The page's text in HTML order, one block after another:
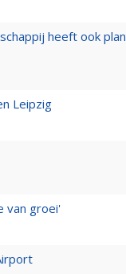
heeft ook plan
Leipzig
van groei'